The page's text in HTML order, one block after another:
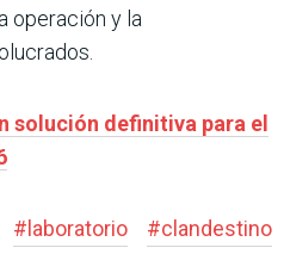
operación y la
solución definitiva para el
# laboratorio #clandestino